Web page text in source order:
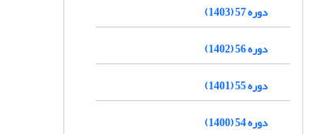
دوره 57 (1403)
دوره 56 (1402)
دوره 55 (1401)
دوره 54 (1400)